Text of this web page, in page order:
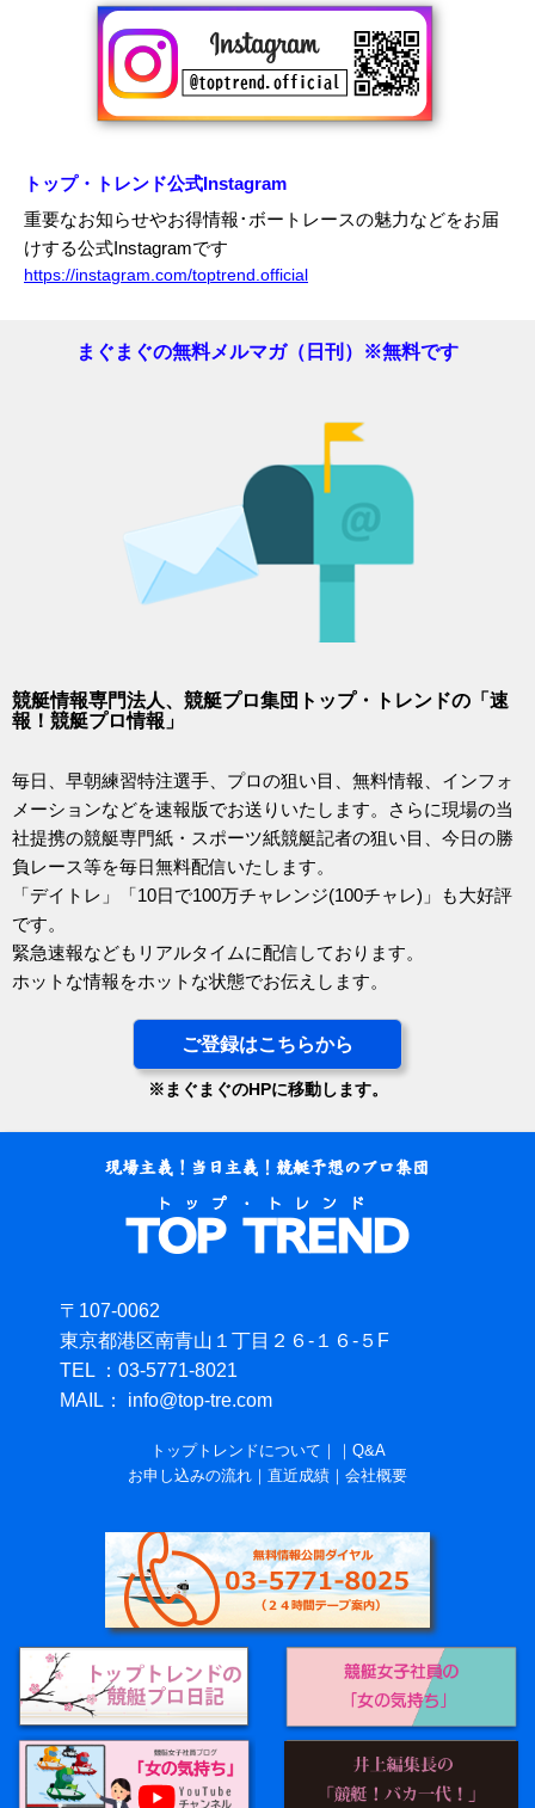
トップ・トレンド公式Instagram
重要なお知らせやお得情報･ボートレースの魅力などをお届
けする公式Instagramです
https://instagram.com/toptrend.official
まぐまぐの無料メルマガ（日刊）※無料です
競艇情報専門法人、競艇プロ集団トップ・トレンドの「速
報！競艇プロ情報」
毎日、早朝練習特注選手、プロの狙い目、無料情報、インフォ
メーションなどを速報版でお送りいたします。さらに現場の当
社提携の競艇専門紙・スポーツ紙競艇記者の狙い目、今日の勝
負レース等を毎日無料配信いたします。
「デイトレ」「10日で100万チャレンジ(100チャレ)」も大好評
です。
緊急速報などもリアルタイムに配信しております。
ホットな情報をホットな状態でお伝えします。
ご登録はこちらから
※まぐまぐのHPに移動します。
〒107-0062
東京都港区南青山１丁目２６-１６-５F
TEL ：03-5771-8021
MAIL： info@top-tre.com
トップトレンドについて ｜ ｜ Q&A
お申し込みの流れ ｜ 直近成績 ｜ 会社概要